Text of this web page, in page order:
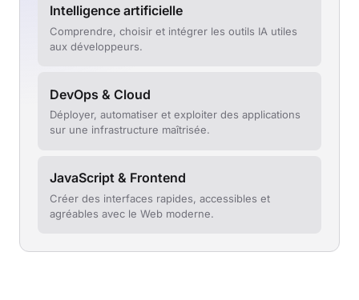
Intelligence artificielle
Comprendre, choisir et intégrer les outils IA utiles
aux développeurs.
DevOps & Cloud
Déployer, automatiser et exploiter des applications
sur une infrastructure maîtrisée.
JavaScript & Frontend
Créer des interfaces rapides, accessibles et
agréables avec le Web moderne.